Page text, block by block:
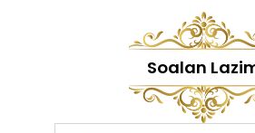
Soalan